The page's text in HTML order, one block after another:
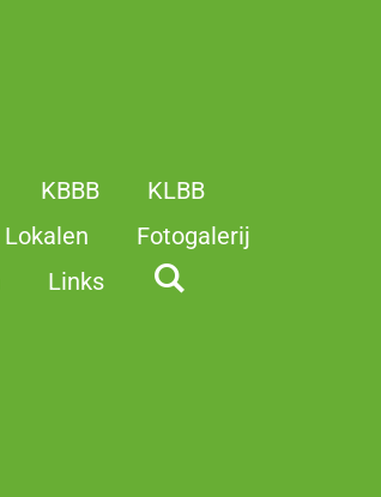
KBBB
KLBB
Lokalen
Fotogalerij
Links